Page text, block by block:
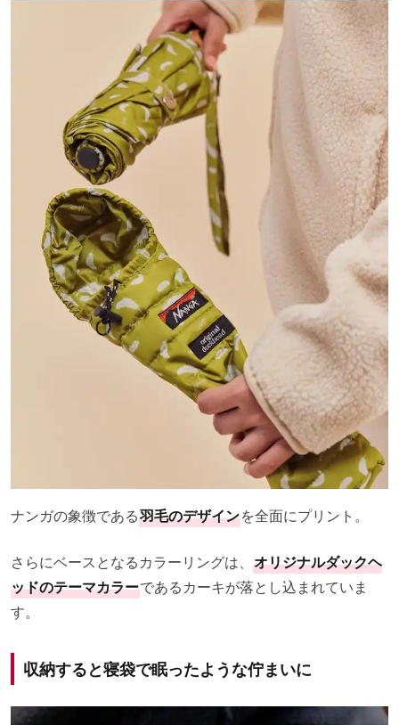
ナンガの象徴である羽毛のデザインを全面にプリント。
さらにベースとなるカラーリングは、 オリジナルダックヘ
ッドのテーマカラーであるカーキが落とし込まれていま
す。
収納すると寝袋で眠ったような佇まいに